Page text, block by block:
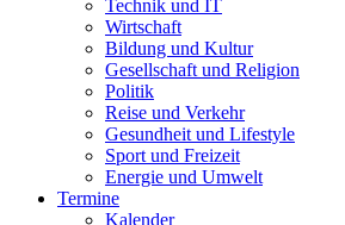
Technik und IT
Wirtschaft
Bildung und Kultur
Gesellschaft und Religion
Politik
Reise und Verkehr
Gesundheit und Lifestyle
Sport und Freizeit
Energie und Umwelt
Termine
Kalender